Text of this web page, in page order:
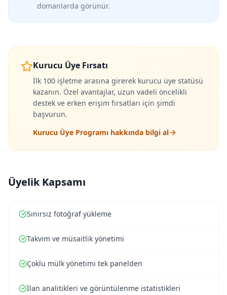
domanlarda görünür.
Kurucu Üye Fırsatı
İlk 100 işletme arasına girerek kurucu üye statüsü
kazanın. Özel avantajlar, uzun vadeli öncelikli
destek ve erken erişim fırsatları için şimdi
başvurun.
Kurucu Üye Programı hakkında bilgi al
Üyelik Kapsamı
Sınırsız fotoğraf yükleme
Takvim ve müsaitlik yönetimi
Çoklu mülk yönetimi tek panelden
İlan analitikleri ve görüntülenme istatistikleri